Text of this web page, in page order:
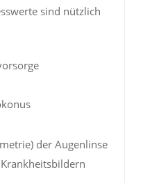
sind nützlich
der Augenlinse